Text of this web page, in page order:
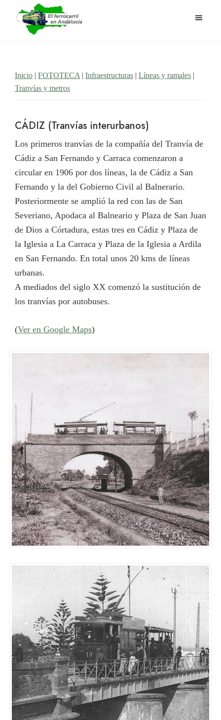
contenido
Andalucía
ferrocarril
en
Inicio | FOTOTECA | Infraestructuras | Líneas y ramales |
Tranvías y metros
CÁDIZ (Tranvías interurbanos)
Los primeros tranvías de la compañía del Tranvía de
Cádiz a San Fernando y Carraca comenzaron a
circular en 1906 por dos líneas, la de Cádiz a San
Fernando y la del Gobierno Civil al Balnerario.
Posteriormente se amplió la red con las de San
Severiano, Apodaca al Balneario y Plaza de San Juan
de Dios a Córtadura, estas tres en Cádiz y Plaza de
la Iglesia a La Carraca y Plaza de la Iglesia a Ardila
en San Fernando. En total unos 20 kms de líneas
urbanas.
A mediados del siglo XX comenzó la sustitución de
los tranvías por autobuses.
(Ver en Google Maps)